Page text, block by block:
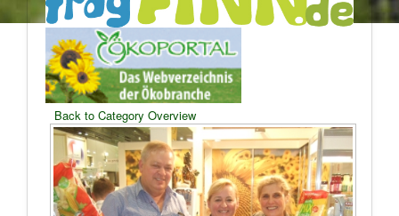
Back to Category Overview